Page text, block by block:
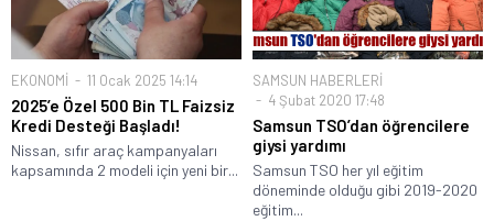
EKONOMİ 11 Ocak 2025 14:14
2025’e Özel 500 Bin TL Faizsiz
Kredi Desteği Başladı!
Nissan, sıfır araç kampanyaları
kapsamında 2 modeli için yeni bir...
SAMSUN HABERLERİ
4 Şubat 2020 17:48
Samsun TSO’dan öğrencilere
giysi yardımı
Samsun TSO her yıl eğitim
döneminde olduğu gibi 2019-2020
eğitim...